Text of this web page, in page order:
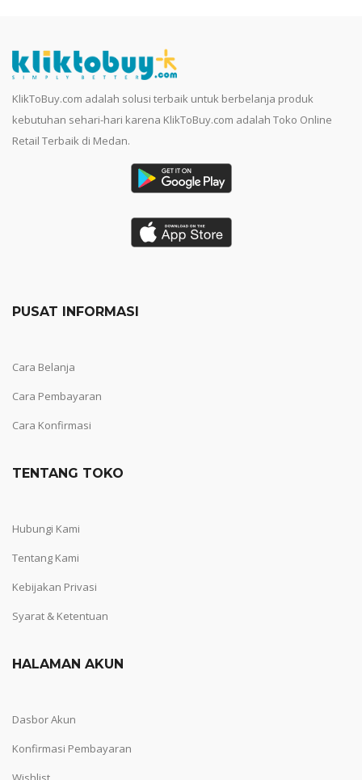
KlikToBuy.com adalah solusi terbaik untuk berbelanja produk
kebutuhan sehari-hari karena KlikToBuy.com adalah Toko Online
Retail Terbaik di Medan.
PUSAT INFORMASI
Cara Belanja
Cara Pembayaran
Cara Konfirmasi
TENTANG TOKO
Hubungi Kami
Tentang Kami
Kebijakan Privasi
Syarat & Ketentuan
HALAMAN AKUN
Dasbor Akun
Konfirmasi Pembayaran